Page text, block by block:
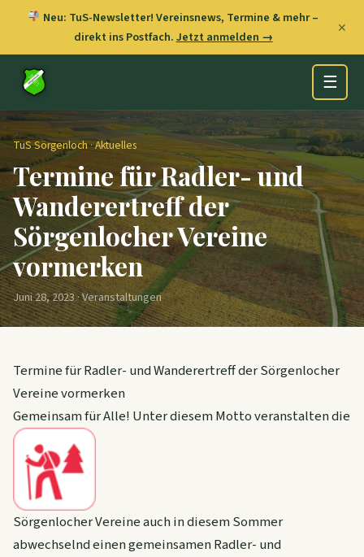
Neu: TuS-Newsletter! Vereinsnews, Termine & mehr –
direkt ins Postfach.Jetzt anmelden →
✕
☰
TuS Sörgenloch·Aktuelles
Termine für Radler- und
Wanderertreff der
Sörgenlocher Vereine
vormerken
Juni 28, 2023 · Veranstaltungen
Termine für Radler- und Wanderertreff der Sörgenlocher
Vereine vormerken
Gemeinsam für Alle! Unter diesem Motto veranstalten die
Sörgenlocher Vereine auch in diesem Sommer
abwechselnd einen gemeinsamen Radler- und